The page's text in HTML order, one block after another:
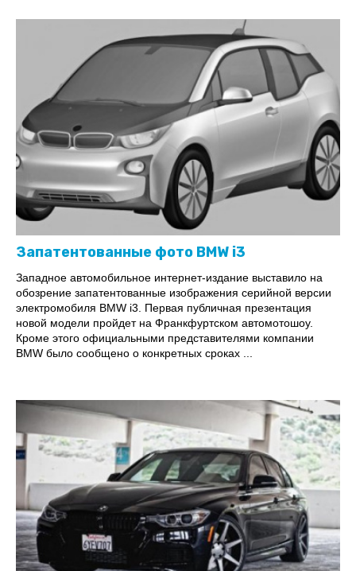
Запатентованные фото BMW i3
Западное автомобильное интернет-издание выставило на
обозрение запатентованные изображения серийной версии
электромобиля ВМW i3. Первая публичная презентация
новой модели пройдет на Франкфуртском автомотошоу.
Кроме этого официальными представителями компании
ВМW было сообщено о конкретных сроках ...